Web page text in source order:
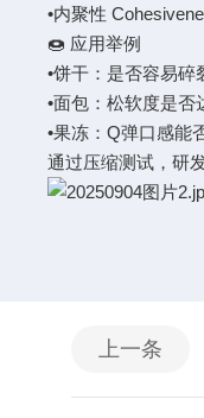
•内聚性
🍩 应用举例
•饼干：是否容易碎
•面包：松软度是否
•果冻：Q弹口感能
通过压缩测试，研
上一条